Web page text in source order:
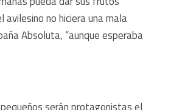
avilesino no hiciera una mala
Absoluta, “aunque esperaba
serán protagonistas el